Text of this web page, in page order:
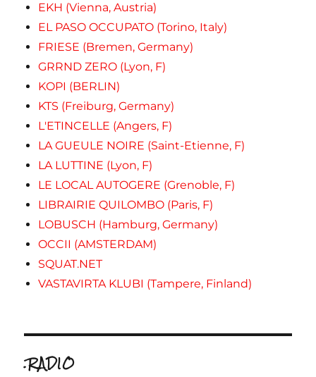
EKH (Vienna, Austria)
EL PASO OCCUPATO (Torino, Italy)
FRIESE (Bremen, Germany)
GRRND ZERO (Lyon, F)
KOPI (BERLIN)
KTS (Freiburg, Germany)
L'ETINCELLE (Angers, F)
LA GUEULE NOIRE (Saint-Etienne, F)
LA LUTTINE (Lyon, F)
LE LOCAL AUTOGERE (Grenoble, F)
LIBRAIRIE QUILOMBO (Paris, F)
LOBUSCH (Hamburg, Germany)
OCCII (AMSTERDAM)
SQUAT.NET
VASTAVIRTA KLUBI (Tampere, Finland)
.RADIO